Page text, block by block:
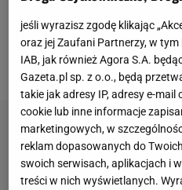
Polski zakończył swój
dodatku po jego
przestała wyprowadzać
jeśli wyrazisz zgodę klikając
oraz jej Zaufani Partnerzy, w tym
IAB, jak również Agora S.A.
Gazeta.pl sp. z o.o., będą
takie jak adresy IP, adresy e-
cookie lub inne informacje
marketingowych, w
reklam dopasowanych do
swoich serwisach, aplikacjach i
treści w nich wyświetlanych.